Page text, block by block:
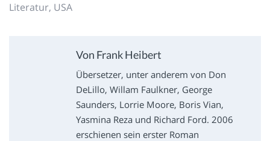
Literatur, USA
Von Frank Heibert
Übersetzer, unter anderem von Don
DeLillo, Willam Faulkner, George
Saunders, Lorrie Moore, Boris Vian,
Yasmina Reza und Richard Ford. 2006
erschienen sein erster Roman